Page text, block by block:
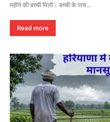
महीने की बच्ची मिली। बच्ची के पास...
Read more